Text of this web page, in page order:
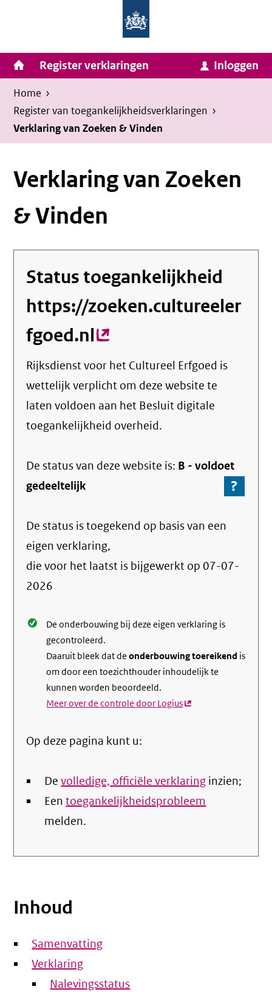
inhoud
van
Zaken
en
Koninkrijksrelaties
Homepage
van
Invulassistent
Toegankelijkheidsverklaring
Toegankelijkheidsverklaring
Hoofdnavigatie
Register verklaringen Inloggen
Kruimelpad
U
bevindt
zich
hier:
Home ›
Register van toegankelijkheids­verklaringen ›
Verklaring van Zoeken & Vinden
Verklaring van Zoeken
& Vinden
Status toegankelijkheid
https://zoeken.cultureeler
fgoed.nl(externe
link)
Rijksdienst voor het Cultureel Erfgoed is
wettelijk verplicht om deze website te
laten voldoen aan het Besluit digitale
toegankelijkheid overheid.
De status van dezewebsite is: B -voldoet
gedeeltelijk
?
Ga
over
De status is toegekend op basis van een
eigen verklaring,
die voor het laatst is bijgewerkt op 07-07-
2026
De onderbouwing bij deze eigen verklaring is
gecontroleerd.
Daaruit bleek dat deonderbouwing toereikend is
om door een toezichthouder inhoudelijk te
kunnen worden beoordeeld.
Meer over de controle door Logius(externe
Op deze pagina kunt u:
Devolledige, officiële verklaring inzien;
Eentoegankelijkheidsprobleem
melden.
Inhoud
Samenvatting
Verklaring
Nalevingsstatus